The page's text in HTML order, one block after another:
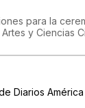
para la
y Ciencias
Diarios América